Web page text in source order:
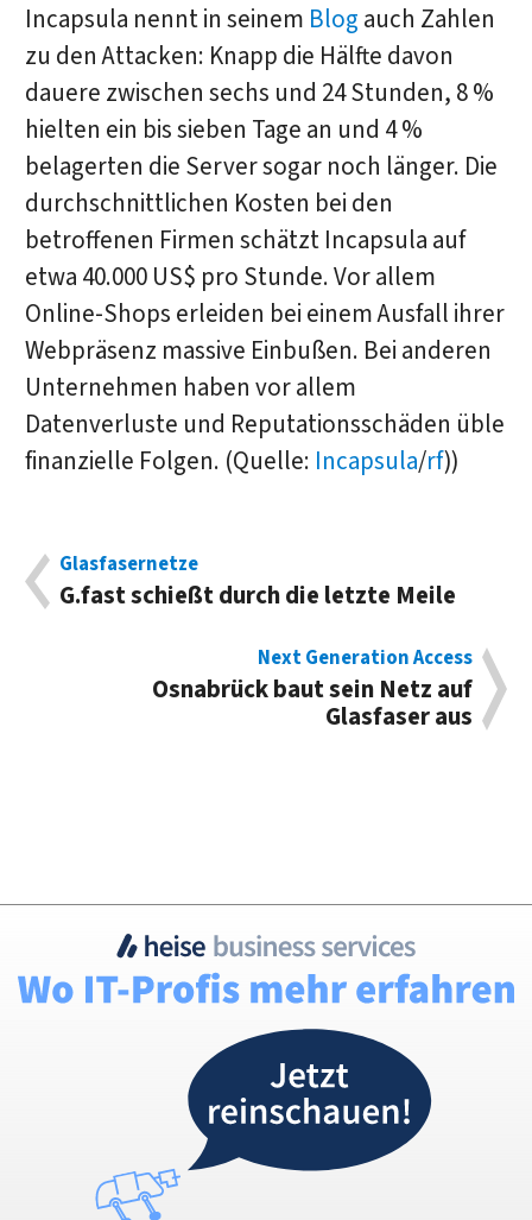
Incapsula nennt in seinem Blog auch Zahlen
zu den Attacken: Knapp die Hälfte davon
dauere zwischen sechs und 24 Stunden, 8 %
hielten ein bis sieben Tage an und 4 %
belagerten die Server sogar noch länger. Die
durchschnittlichen Kosten bei den
betroffenen Firmen schätzt Incapsula auf
etwa 40.000 US$ pro Stunde. Vor allem
Online-Shops erleiden bei einem Ausfall ihrer
Webpräsenz massive Einbußen. Bei anderen
Unternehmen haben vor allem
Datenverluste und Reputationsschäden üble
finanzielle Folgen. (Quelle: Incapsula/rf))
Glasfasernetze
G.fast schießt durch die letzte Meile
Next Generation Access
Osnabrück baut sein Netz auf
Glasfaser aus